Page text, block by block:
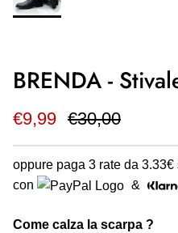
BRENDA -
€9,99 €30,00
oppure paga 3 rate da 3.33€
con
&
Come calza la scarpa ?